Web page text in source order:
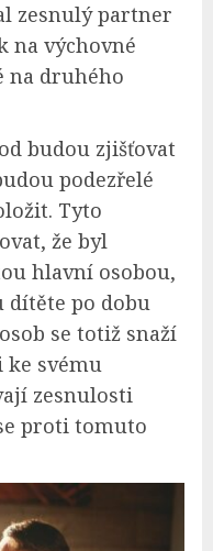
zesnulý partner
na výchovné
na druhého
budou zjišťovat
podezřelé
Tyto
že byl
hlavní osobou,
dítěte po dobu
se totiž snaží
ke svému
zesnulosti
proti tomuto